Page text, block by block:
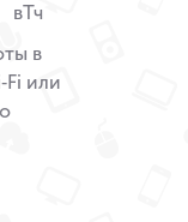
вТч
в
или